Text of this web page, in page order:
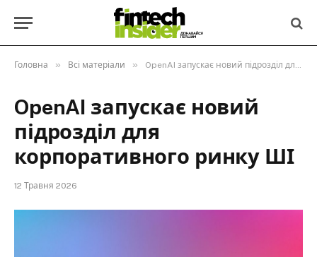
Головна » Всі матеріали » OpenAI запускає новий підрозділ для корпоративного ринку ШІ
OpenAI запускає новий
підрозділ для
корпоративного ринку ШІ
12 Травня 2026